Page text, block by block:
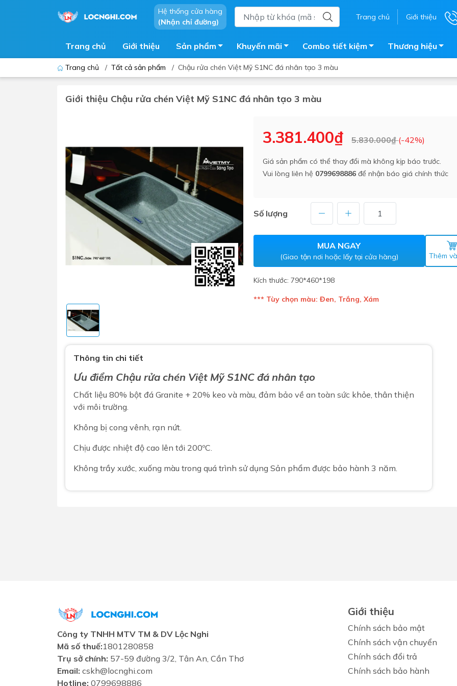
Hệ thống cửa hàng
(Nhận chỉ đường)
Trang chủ Giới thiệu
Trang chủ Giới thiệu Sản phẩm
Lavabo - Chậu rửa mặt
Vòi lavabo
Vòi chậu - vòi hồ - vòi gắn tường
Máy sấy tay
Lavabo tủ - Lavabo kính
Sen tắm đứng
Vòi sen tắm
Máy tắm nước nóng điện
Phụ kiện nhà tắm
Chậu giặt
Sen tắm âm tường
Sen tắm
trời
Bồn bảo ôn
Bồn nhựa tự hoại
Vòi pha nóng lạnh
Vật tư
Máy nước nóng gián tiếp
Phụ kiện nhà vệ sinh
Gương nhà vệ sinh - nhà tắm
Máy sấy tay
Nắp bồn cầu
Combo bồn cầu nhà trọ giá rẻ
Combo thiết bị vệ sinh chính hãng
Khuyến mãi Combo tiết kiệm Thương hiệu
Trang chủ / Tất cả sản phẩm / Chậu rửa chén Việt Mỹ S1NC đá nhân tạo 3 màu
Giới thiệu Chậu rửa chén Việt Mỹ S1NC đá nhân tạo 3 màu
3.381.400₫ 5.830.000₫(-42%)
Giá sản phẩm có thể thay đổi mà không kịp báo trước.
Vui lòng liên hệ 0799698886 để nhận báo giá chính thức
Số lượng
MUA NGAY
(Giao tận nơi hoặc lấy tại cửa hàng) Thêm
Kích thước: 790*460*198
*** Tùy chọn màu: Đen, Trắng, Xám
Thông tin chi tiết
Ưu điểm Chậu rửa chén Việt Mỹ S1NC đá nhân tạo
Chất liệu 80% bột đá Granite + 20% keo và màu, đảm bảo về an toàn sức khỏe, thân thiện
với môi trường.
Không bị cong vênh, rạn nứt.
Chịu được nhiệt độ cao lên tới 200ºC.
Không trầy xước, xuống màu trong quá trình sử dụng Sản phẩm được bảo hành 3 năm.
Công ty TNHH MTV TM & DV Lộc Nghi
Mã số thuế:1801280858
Trụ sở chính: 57-59 đường 3/2, Tân An, Cần Thơ
Email: cskh@locnghi.com
Hotline: 0799698886
Giới thiệu
Chính sách bảo mật
Chính sách vận chuyển
Chính sách đổi trả
Chính sách bảo hành